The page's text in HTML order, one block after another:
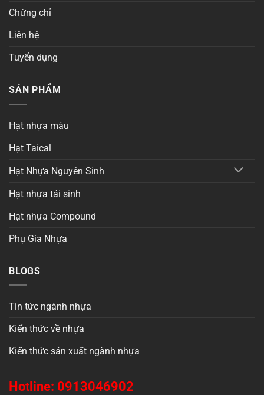
Chứng chỉ
Liên hệ
Tuyển dụng
SẢN PHẨM
Hạt nhựa màu
Hạt Taical
Hạt Nhựa Nguyên Sinh
Hạt nhựa tái sinh
Hạt nhựa Compound
Phụ Gia Nhựa
BLOGS
Tin tức ngành nhựa
Kiến thức về nhựa
Kiến thức sản xuất ngành nhựa
Hotline: 0913046902